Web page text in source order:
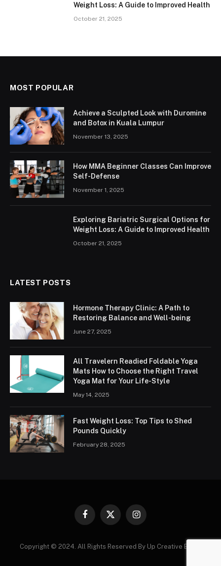
Weight Loss: A Guide to Improved Health
October 21, 2025
MOST POPULAR
Achieve a Sculpted Look with Duromine
and Botox in Kuala Lumpur
November 13, 2025
How MMA Beginner Classes Can Improve
Self-Defense
November 1, 2025
Exploring Bariatric Surgical Options for
Weight Loss: A Guide to Improved Health
October 21, 2025
LATEST POSTS
Hormone Therapy Clinic: A Path to
Restoring Balance and Well-being
June 27, 2025
All Travelern Readied Foldable Yoga
Mats How to Choose the Right Travel
Yoga Mat for Your Life-Style
May 14, 2025
Fast Weight Loss: Top Tips to Shed
Pounds Quickly
February 28, 2025
Facebook
X
Instagram
Copyright © 2024. All Rights Reserved By Up Creative Blogs